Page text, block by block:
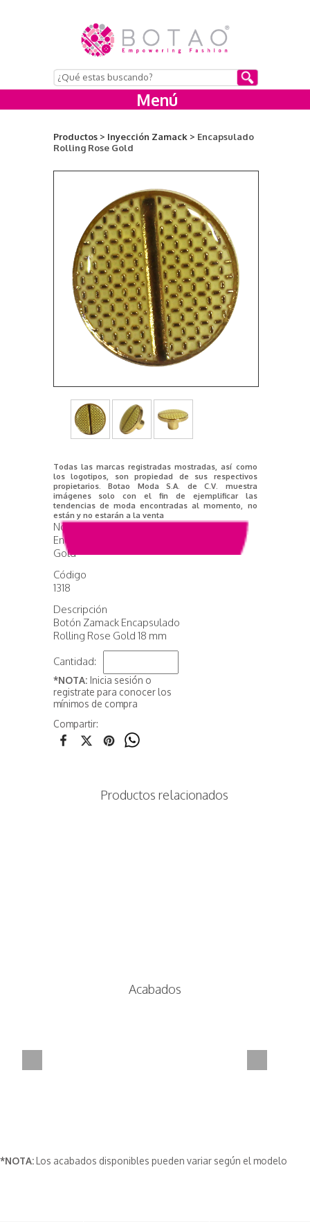
Menú
Productos > Inyección Zamack > Encapsulado
Rolling Rose Gold
Todas las marcas registradas mostradas, así como
los logotipos, son propiedad de sus respectivos
propietarios. Botao Moda S.A. de C.V. muestra
imágenes solo con el fin de ejemplificar las
tendencias de moda encontradas al momento, no
están y no estarán a la venta
Nombre del producto
Encapsulado Rolling Rose
Gold
Código
1318
Descripción
Botón Zamack Encapsulado
Rolling Rose Gold 18 mm
Cantidad:
*NOTA: Inicia sesión o
registrate para conocer los
mínimos de compra
Compartir:
Productos relacionados
Acabados
*NOTA:Los acabados disponibles pueden variar según el modelo